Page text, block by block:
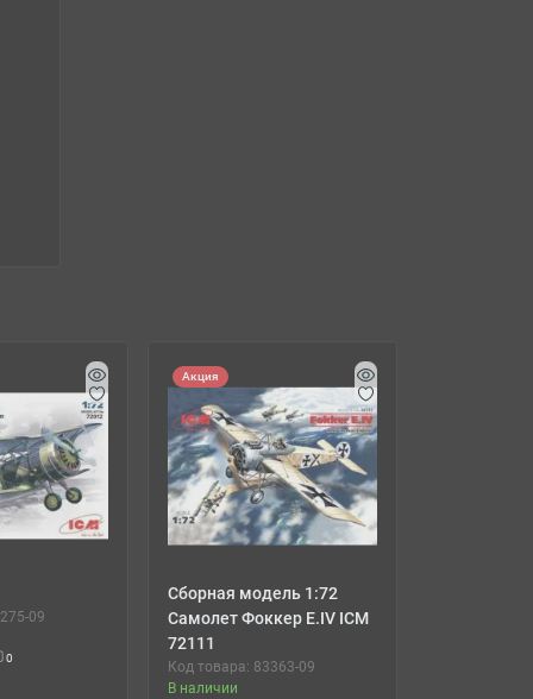
09
0
Акция
Сборная модель 1:72
Самолет Фоккер Е.IV ICM
72111
Код товара: 83363-09
В наличии